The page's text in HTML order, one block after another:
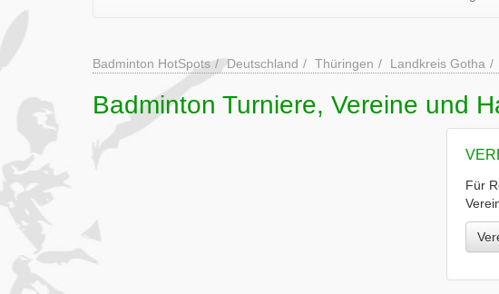
Badminton HotSpots Deutschland Thüringen Landkreis Gotha
Badminton Turniere, Vereine und
Für